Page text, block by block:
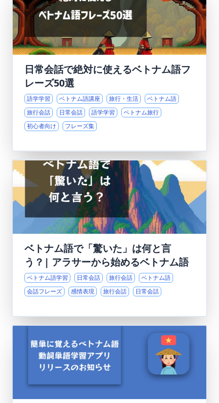
日常会話で絶対に使えるベトナム語フ
レーズ50選
語学学習 ベトナム語講座 旅行・生活
ベトナム語
旅行会話
日常会話 語学学習
ベトナム旅行
初心者向け
フレーズ集
ベトナム語で「驚いた」は何と言
う？| アラサーから始めるベトナム語
ベトナム語学習 日常会話 旅行会話
ベトナム語
会話フレーズ
感情表現 旅行会話 日常会話